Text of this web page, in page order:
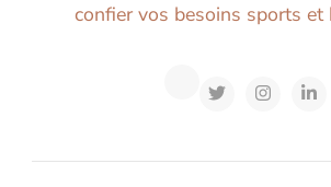
confier vos besoins sports et